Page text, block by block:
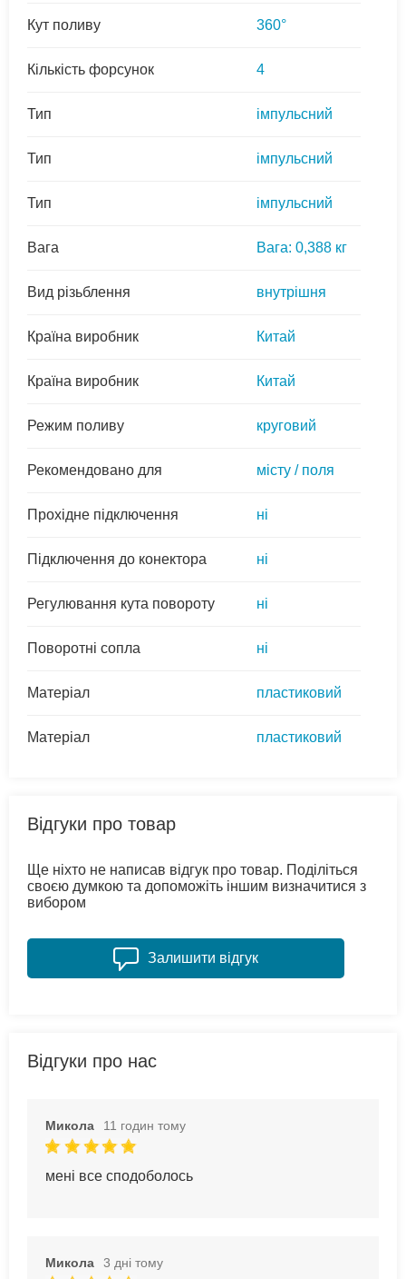
Кут поливу 360°
Кількість форсунок 4
Тип імпульсний
Тип імпульсний
Тип імпульсний
Вага Вага: 0,388 кг
Вид різьблення внутрішня
Країна виробник Китай
Країна виробник Китай
Режим поливу круговий
Рекомендовано для місту / поля
Прохідне підключення ні
Підключення до конектора ні
Регулювання кута повороту ні
Поворотні сопла ні
Матеріал пластиковий
Матеріал пластиковий
Відгуки про товар
Ще ніхто не написав відгук про товар. Поділіться
своєю думкою та допоможіть іншим визначитися з
вибором
Залишити відгук
Відгуки про нас
Микола 11 годин тому
мені все сподоболось
Микола 3 дні тому